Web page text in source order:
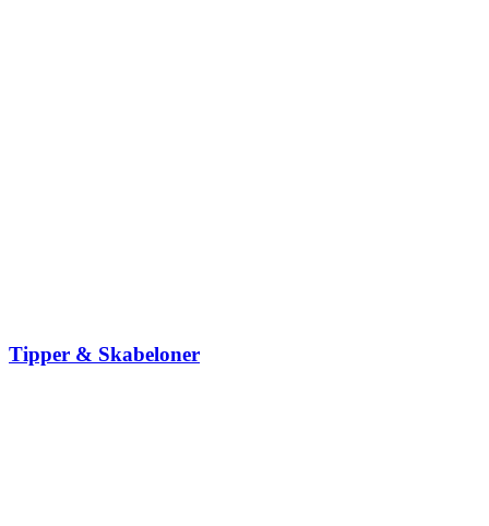
Tipper & Skabeloner